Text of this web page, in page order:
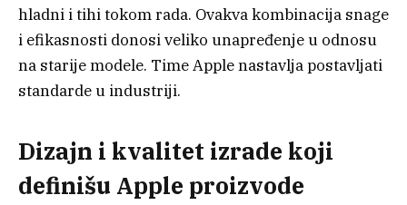
hladni i tihi tokom rada. Ovakva kombinacija snage
i efikasnosti donosi veliko unapređenje u odnosu
na starije modele. Time Apple nastavlja postavljati
standarde u industriji.
Dizajn i kvalitet izrade koji
definišu Apple proizvode